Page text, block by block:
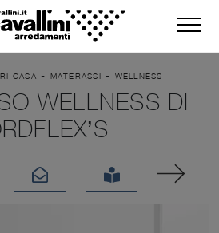
CASA - MATERASSI - WELLNESS
WELLNESS DI